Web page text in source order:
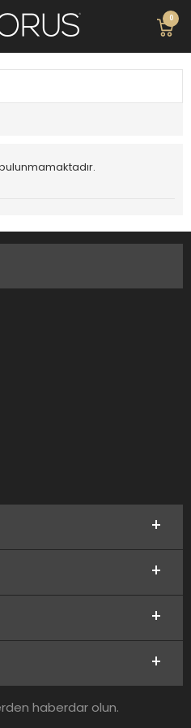
0
haberdar olun.